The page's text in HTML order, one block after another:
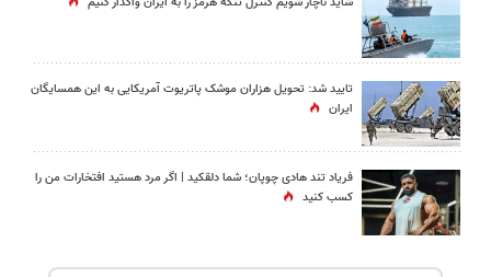
تایید شد: تحویل هزاران موشک پاتریوت آمریکایی به این همسایگان
ایران
فریاد تند هادی چوپان؛‌ شما دلقکید | اگر مرد هستید افتخارات من را
کسب کنید